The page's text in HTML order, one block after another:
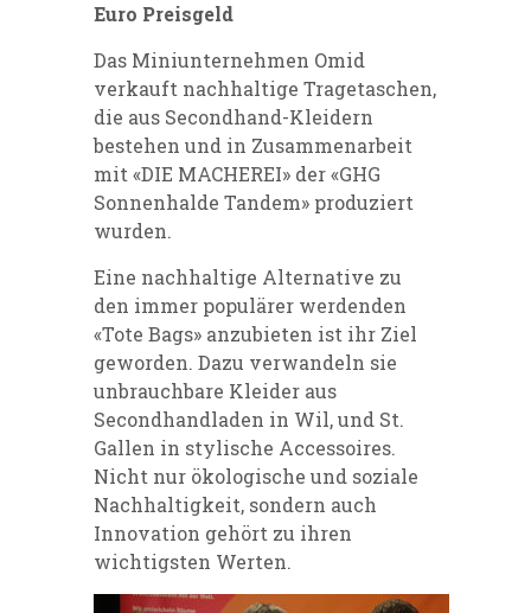
Euro Preisgeld
Das Miniunternehmen Omid
verkauft nachhaltige Tragetaschen,
die aus Secondhand-Kleidern
bestehen und in Zusammenarbeit
mit «DIE MACHEREI» der «GHG
Sonnenhalde Tandem» produziert
wurden.
Eine nachhaltige Alternative zu
den immer populärer werdenden
«Tote Bags» anzubieten ist ihr Ziel
geworden. Dazu verwandeln sie
unbrauchbare Kleider aus
Secondhandladen in Wil, und St.
Gallen in stylische Accessoires.
Nicht nur ökologische und soziale
Nachhaltigkeit, sondern auch
Innovation gehört zu ihren
wichtigsten Werten.